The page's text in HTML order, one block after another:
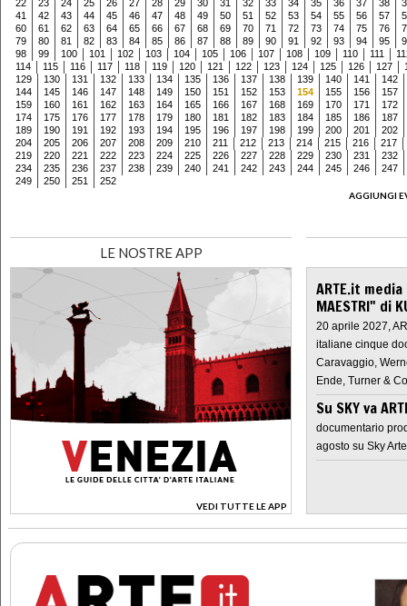
22 23 24 25 26 27 28 29 30 31 32 33 34 35 36 37 38
41
42 43 44 45 46 47 48 49 50 51 52 53 54 55 56 57
60
61 62 63 64 65 66 67 68 69 70 71 72 73 74 75 76
79
80 81 82 83 84 85 86 87 88 89 90 91 92 93 94 95
98
99 100 101 102 103 104 105 106 107 108 109 110 111
114
115 116 117 118 119 120 121 122 123 124 125 126 127
129
130 131 132 133 134 135 136 137 138 139 140 141
142
144
145 146 147 148 149 150 151 152 153 154 155 156
157
159
160 161 162 163 164 165 166 167 168 169 170 171
172
174
175 176 177 178 179 180 181 182 183 184 185 186
187
189
190 191 192 193 194 195 196 197 198 199 200 201
202
204
205 206 207 208 209 210 211 212 213 214 215 216
217
219
220 221 222 223 224 225 226 227 228 229 230 231
232
234
235 236 237 238 239 240 241 242 243 244 245 246
247
249
250 251
252
AGGIUNGI
LE NOSTRE APP
VEDI TUTTE LE APP
>
ARTE.it
MAESTRI" di
20 aprile 2027,
italiane cinque
Caravaggio,
Ende, Turner &
Su SKY va
documentario
agosto su Sky Arte